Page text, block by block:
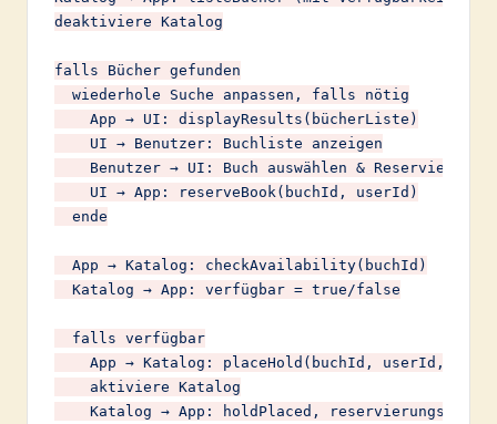
deaktiviere Katalog
falls Bücher gefunden
  wiederhole Suche anpassen, falls nötig
    App → UI: displayResults(bücherListe)
    UI → Benutzer: Buchliste anzeigen
Benutzer → UI: Buch auswählen & Reservierung
    UI → App: reserveBook(buchId, userId)
  ende
  App → Katalog: checkAvailability(buchId)
  Katalog → App: verfügbar = true/false
  falls verfügbar
App → Katalog: placeHold(buchId, userId,
    aktiviere Katalog
    Katalog → App: holdPlaced, reservierungsId